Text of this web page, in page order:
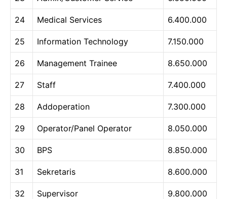
24 Medical Services 6.400.000
25 Information Technology 7.150.000
26 Management Trainee 8.650.000
27 Staff 7.400.000
28 Addoperation 7.300.000
29 Operator/Panel Operator 8.050.000
30 BPS 8.850.000
31 Sekretaris 8.600.000
32 Supervisor 9.800.000